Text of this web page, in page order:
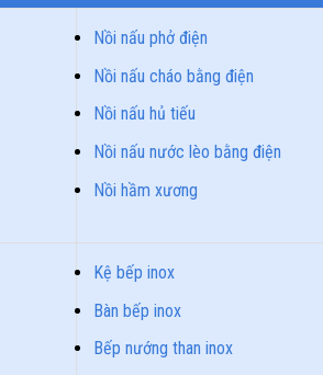
Nồi nấu phở điện
Nồi nấu cháo bằng điện
Nồi nấu hủ tiếu
Nồi nấu nước lèo bằng điện
Nồi hầm xương
Kệ bếp inox
Bàn bếp inox
Bếp nướng than inox